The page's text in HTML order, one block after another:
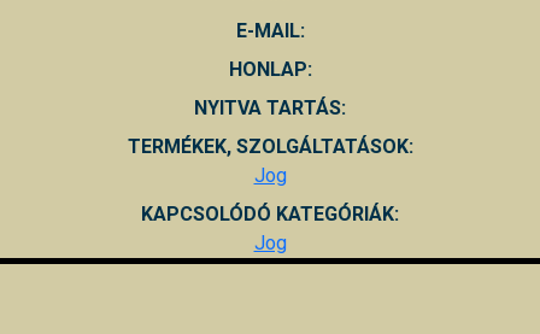
E-MAIL:
HONLAP:
NYITVA TARTÁS:
TERMÉKEK, SZOLGÁLTATÁSOK:
Jog
KAPCSOLÓDÓ KATEGÓRIÁK:
Jog